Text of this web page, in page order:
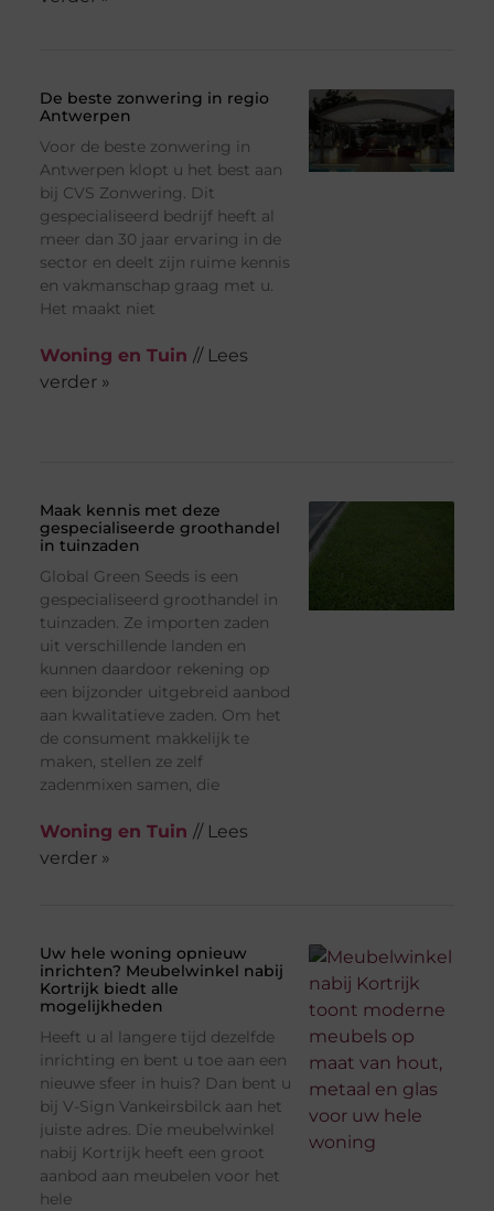
De beste zonwering in regio
Antwerpen
Voor de beste zonwering in
Antwerpen klopt u het best aan
bij CVS Zonwering. Dit
gespecialiseerd bedrijf heeft al
meer dan 30 jaar ervaring in de
sector en deelt zijn ruime kennis
en vakmanschap graag met u.
Het maakt niet
Woning en Tuin // Lees
verder »
Maak kennis met deze
gespecialiseerde groothandel
in tuinzaden
Global Green Seeds is een
gespecialiseerd groothandel in
tuinzaden. Ze importen zaden
uit verschillende landen en
kunnen daardoor rekening op
een bijzonder uitgebreid aanbod
aan kwalitatieve zaden. Om het
de consument makkelijk te
maken, stellen ze zelf
zadenmixen samen, die
Woning en Tuin // Lees
verder »
Uw hele woning opnieuw
inrichten? Meubelwinkel nabij
Kortrijk biedt alle
mogelijkheden
Heeft u al langere tijd dezelfde
inrichting en bent u toe aan een
nieuwe sfeer in huis? Dan bent u
bij V-Sign Vankeirsbilck aan het
juiste adres. Die meubelwinkel
nabij Kortrijk heeft een groot
aanbod aan meubelen voor het
hele